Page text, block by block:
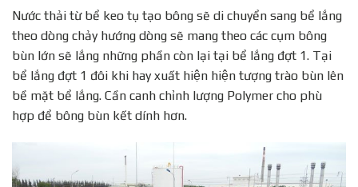
Nước thải từ bể keo tụ tạo bông sẽ di chuyển sang bể lắng
theo dòng chảy hướng dòng sẽ mang theo các cụm bông
bùn lớn sẽ lắng những phần còn lại tại bể lắng đợt 1. Tại
bể lắng đợt 1 đôi khi hay xuất hiện hiện tượng trào bùn lên
bề mặt bể lắng. Cần canh chỉnh lượng Polymer cho phù
hợp để bông bùn kết dính hơn.